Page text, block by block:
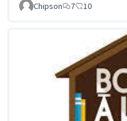
Chipson
7 10